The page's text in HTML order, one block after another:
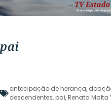
pai
antecipação de herança,
descendentes,pai,Renata Malta